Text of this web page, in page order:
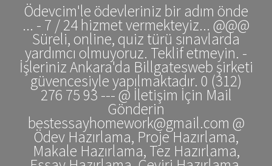
Ödevcim'le ödevleriniz bir adım önde
... - 7 / 24 hizmet vermekteyiz... @@@
Süreli, online, quiz türü sınavlarda
yardımcı olmuyoruz. Teklif etmeyin. -
İşleriniz Ankara'da Billgatesweb şirketi
güvencesiyle yapılmaktadır. 0 (312)
276 75 93 --- @ İletişim İçin Mail
Gönderin
bestessayhomework@gmail.com @
Ödev Hazırlama, Proje Hazırlama,
Makale Hazırlama, Tez Hazırlama,